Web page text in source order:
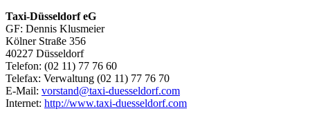
Taxi-Düsseldorf eG
GF: Dennis Klusmeier
Kölner Straße 356
40227 Düsseldorf
Telefon: (02 11) 77 76 60
Telefax: Verwaltung (02 11) 77 76 70
E-Mail: vorstand@taxi-duesseldorf.com
Internet: http://www.taxi-duesseldorf.com